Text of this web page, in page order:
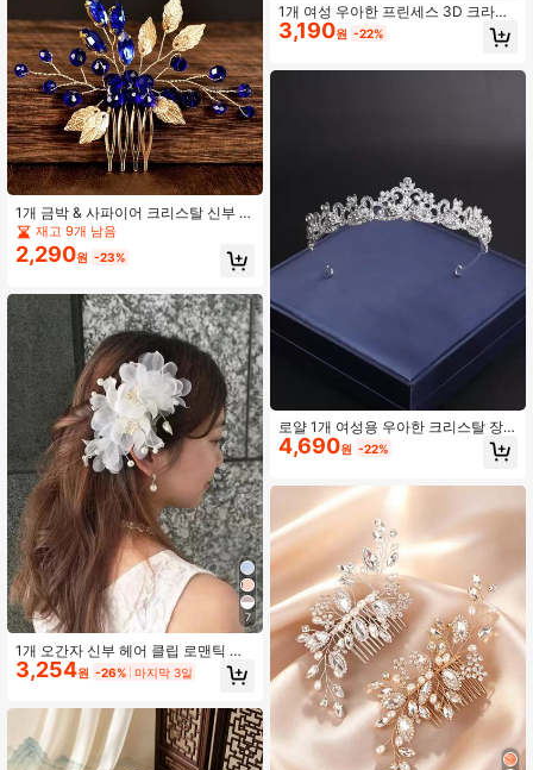
1개 금박 & 사파이어 크리스탈 신부 헤
어 빗 액세서리, 빗, 옆 빗, 헤어 빗, 신
부 액세서리
재고 9개 남음
2,290원 -23%
7
1개 오간자 신부 헤어 클립 로맨틱 머
리 장식 클로 클립 헤어 클로 헤어 바
레트, 학용품, 헤어 액세서리, 헤어핀
3,254원 -26% 마지막 3일
1개 여성 우아한 프린세스 3D 크라운
라인스톤 헤어밴드 생일 헤어 액세서
리 티아라 코스튬 크라운 헤어 가랜드
3,190원 -22%
로얄 1개 여성용 우아한 크리스탈 장
식 생일 파티 머리띠 티아라 의상 크라
운 머리 장식 화환 및 크라운, 대학, 신
4,690원 -22%